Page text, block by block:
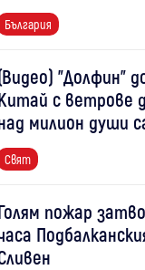
България
"Долфин"
с ветрове
милион души
Свят
пожар